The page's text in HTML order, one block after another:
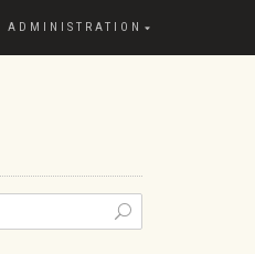
ADMINISTRATION